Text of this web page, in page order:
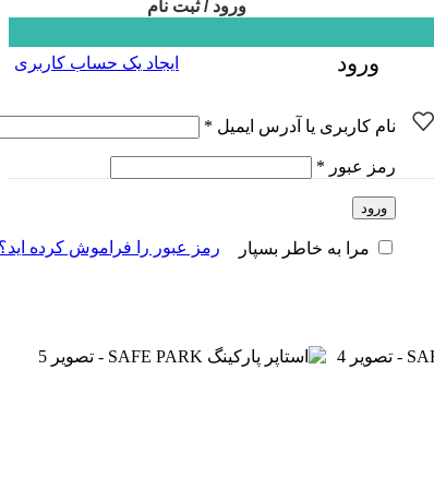
ورود / ثبت نام
ورود ایجاد یک حساب کاربری
نام کاربری یا آدرس ایمیل *
رمز عبور *
ورود
رمز عبور را فراموش کرده مرا به خاطر بسپار